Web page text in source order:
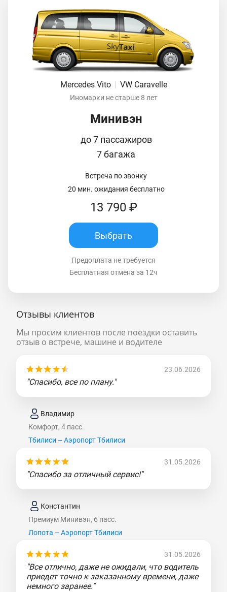
Mercedes Vito VW Caravelle
Иномарки не старше 8 лет
Минивэн
до 7 пассажиров
7 багажа
Встреча по звонку
20 мин. ожидания бесплатно
13 790 ₽
Выбрать
Предоплата не требуется
Бесплатная отмена за 12ч
Отзывы клиентов
Мы просим клиентов после поездки оставить
отзыв о встрече, машине и водителе
23.06.2026
"Спасибо, все по плану."
Владимир
Комфорт, 4 пасс.
Тбилиси – Аэропорт Тбилиси
31.05.2026
"Спасибо за отличный сервис!"
Константин
Премиум Минивэн, 6 пасс.
Лопота – Аэропорт Тбилиси
31.05.2026
"Все отлично, даже не ожидали, что водитель
приедет точно к заказанному времени, даже
немного заранее."